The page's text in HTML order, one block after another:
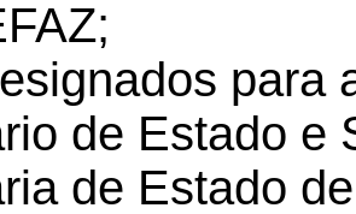
para
de Estado e
de Estado